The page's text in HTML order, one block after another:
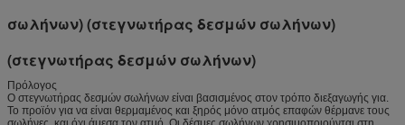
σωλήνων) (στεγνωτήρας δεσμών σωλήνων)
(στεγνωτήρας δεσμών σωλήνων)
Πρόλογος
Ο στεγνωτήρας δεσμών σωλήνων είναι βασισμένος στον τρόπο διεξαγωγής για.
Το προϊόν για να είναι θερμαμένος και ξηρός μόνο ατμός επαφών θέρμανε τους